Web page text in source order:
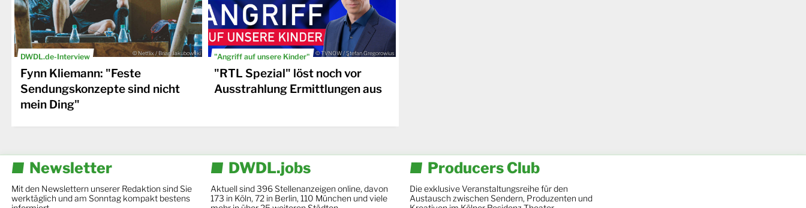
DWDL.de-Interview © Netflix / Brian Jakubowski
Fynn Kliemann: "Feste
Sendungskonzepte sind nicht
mein Ding"
"Angriff auf unsere Kinder" © TVNOW / Stefan Gregorowius
"RTL Spezial" löst noch vor
Ausstrahlung Ermittlungen aus
Newsletter
Mit den Newslettern unserer Redaktion sind Sie
werktäglich und am Sonntag kompakt bestens
DWDL.jobs
Aktuell sind 396 Stellenanzeigen online, davon
173 in Köln, 72 in Berlin, 110 München und viele
Producers Club
Die exklusive Veranstaltungsreihe für den
Austausch zwischen Sendern, Produzenten und